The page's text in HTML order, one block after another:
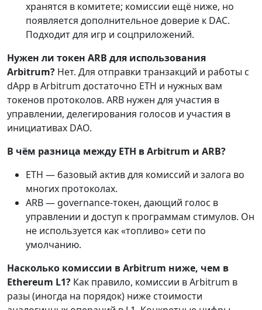
хранятся в комитете; комиссии ещё ниже, но
появляется дополнительное доверие к DAC.
Подходит для игр и соцприложений.
Нужен ли токен ARB для использования
Arbitrum? Нет. Для отправки транзакций и работы с
dApp в Arbitrum достаточно ETH и нужных вам
токенов протоколов. ARB нужен для участия в
управлении, делегирования голосов и участия в
инициативах DAO.
В чём разница между ETH в Arbitrum и ARB?
ETH — базовый актив для комиссий и залога во
многих протоколах.
ARB — governance-токен, дающий голос в
управлении и доступ к программам стимулов. Он
не используется как «топливо» сети по
умолчанию.
Насколько комиссии в Arbitrum ниже, чем в
Ethereum L1? Как правило, комиссии в Arbitrum в
разы (иногда на порядок) ниже стоимости